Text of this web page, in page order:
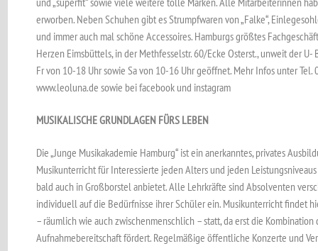
erworben. Neben Schuhen gibt es Strumpfwaren von „Falke“,
und immer auch mal schöne Accessoires. Hamburgs größtes
Herzen Eimsbüttels, in der Methfesselstr. 60/Ecke Osterst., unweit der
Fr von 10-18 Uhr sowie Sa von 10-16 Uhr geöffnet. Mehr Infos unter
www.leoluna.de sowie bei facebook und instagram
MUSIKALISCHE GRUNDLAGEN FÜRS LEBEN
Die „Junge Musikakademie Hamburg“ ist ein anerkanntes, privates
Musikunterricht für Interessierte jeden Alters und jeden
bald auch in Großborstel anbietet. Alle Lehrkräfte sind Absolventen
individuell auf die Bedürfnisse ihrer Schüler ein. Musikunterricht findet
– räumlich wie auch zwischenmenschlich – statt, da erst die
Aufnahmebereitschaft fördert. Regelmäßige öffentliche Konzerte und